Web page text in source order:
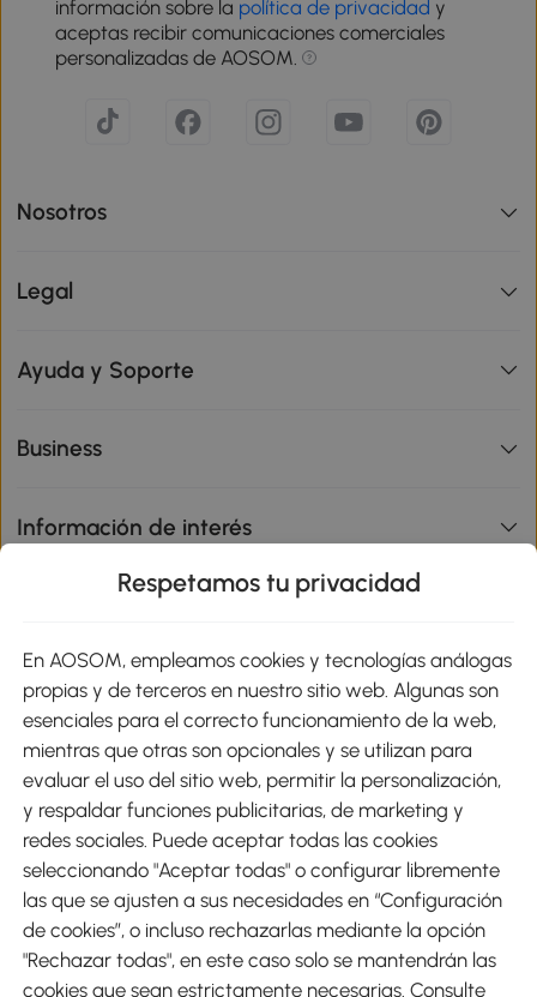
información sobre la política de privacidad y
aceptas recibir comunicaciones comerciales
personalizadas de AOSOM.
Nosotros
Legal
Ayuda y Soporte
Business
Información de interés
Métodos de Pago
Envíos
Descargar Aosom App
Respetamos tu privacidad
En AOSOM, empleamos cookies y tecnologías análogas
propias y de terceros en nuestro sitio web. Algunas son
esenciales para el correcto funcionamiento de la web,
mientras que otras son opcionales y se utilizan para
evaluar el uso del sitio web, permitir la personalización,
y respaldar funciones publicitarias, de marketing y
redes sociales. Puede aceptar todas las cookies
seleccionando "Aceptar todas" o configurar libremente
las que se ajusten a sus necesidades en “Configuración
de cookies”, o incluso rechazarlas mediante la opción
"Rechazar todas", en este caso solo se mantendrán las
cookies que sean estrictamente necesarias. Consulte